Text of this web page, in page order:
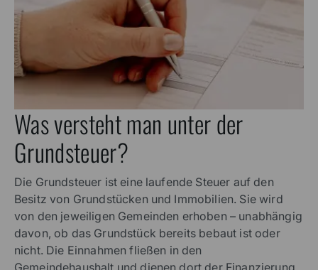
Was versteht man unter der
Grundsteuer?
Die Grundsteuer ist eine laufende Steuer auf den
Besitz von Grundstücken und Immobilien. Sie wird
von den jeweiligen Gemeinden erhoben – unabhängig
davon, ob das Grundstück bereits bebaut ist oder
nicht. Die Einnahmen fließen in den